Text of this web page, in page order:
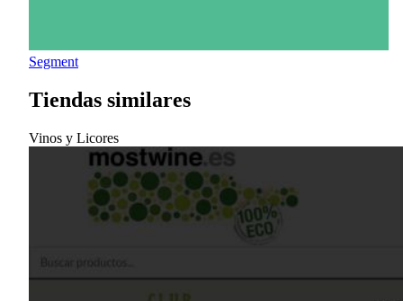
Segment
Tiendas similares
Vinos y Licores